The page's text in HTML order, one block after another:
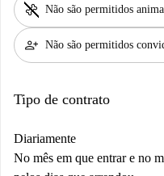
pet_supplies Não são permitidos
person_add Não são permitidos
Tipo de contrato
Diariamente
No mês em que entrar e no